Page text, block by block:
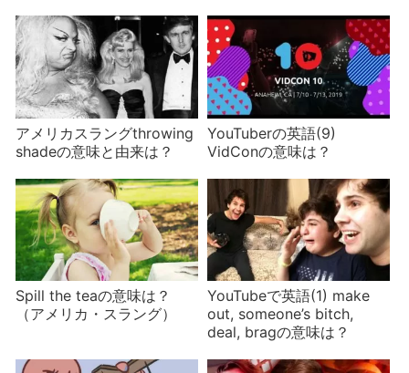
アメリカスラングthrowing
shadeの意味と由来は？
YouTuberの英語(9)
VidConの意味は？
Spill the teaの意味は？
（アメリカ・スラング）
YouTubeで英語(1) make
out, someone’s bitch,
deal, bragの意味は？